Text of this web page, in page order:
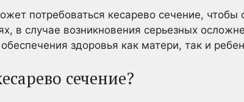
потребоваться кесарево сечение, чтобы
в случае возникновения серьезных
здоровья как матери, так и
сечение?